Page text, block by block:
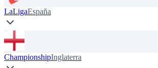
LaLigaEspaña
ChampionshipInglaterra